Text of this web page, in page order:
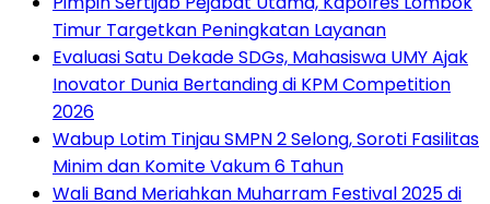
Timur Targetkan Peningkatan Layanan
Evaluasi Satu Dekade SDGs, Mahasiswa UMY Ajak
Inovator Dunia Bertanding di KPM Competition
2026
Wabup Lotim Tinjau SMPN 2 Selong, Soroti Fasilitas
Minim dan Komite Vakum 6 Tahun
Wali Band Meriahkan Muharram Festival 2025 di